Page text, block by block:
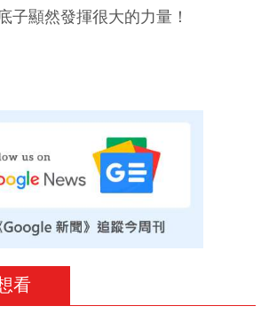
子顯然發揮很大的力量！
看